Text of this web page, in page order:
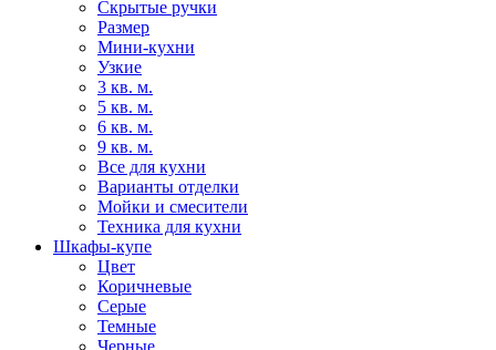
Скрытые ручки
Размер
Мини-кухни
Узкие
3 кв. м.
5 кв. м.
6 кв. м.
9 кв. м.
Все для кухни
Варианты отделки
Мойки и смесители
Техника для кухни
Шкафы-купе
Цвет
Коричневые
Серые
Темные
Черные